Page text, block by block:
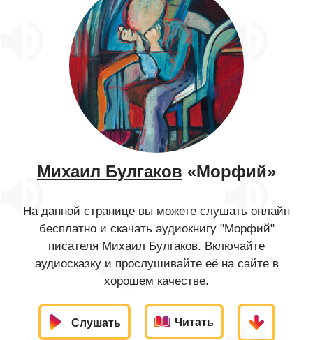
Михаил Булгаков «Морфий»
На данной странице вы можете слушать онлайн
бесплатно и скачать аудиокнигу "Морфий"
писателя Михаил Булгаков. Включайте
аудиосказку и прослушивайте её на сайте в
хорошем качестве.
Слушать Читать